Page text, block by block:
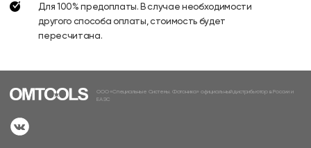
Для 100% предоплаты. В случае необходимости
другого способа оплаты, стоимость будет
пересчитана.
ООО «Специальные Системы. Фотоника» официальный дистрибьютор в России и
ЕАЭС